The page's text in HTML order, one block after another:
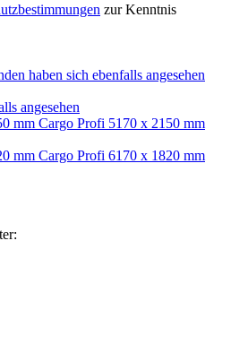
zur Kenntnis
haben sich ebenfalls angesehen
angesehen
Cargo Profi 5170 x 2150 mm
Cargo Profi 6170 x 1820 mm